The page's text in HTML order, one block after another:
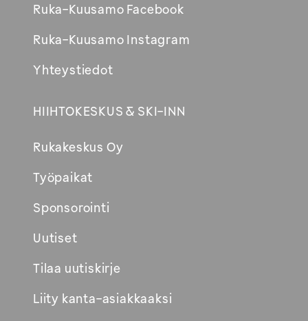
Ruka-Kuusamo Facebook
Ruka-Kuusamo Instagram
Yhteystiedot
HIIHTOKESKUS & SKI-INN
Rukakeskus Oy
Työpaikat
Sponsorointi
Uutiset
Tilaa uutiskirje
Liity kanta-asiakkaaksi